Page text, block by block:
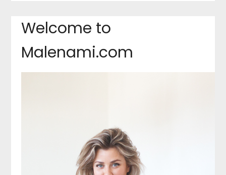
Welcome to
Malenami.com